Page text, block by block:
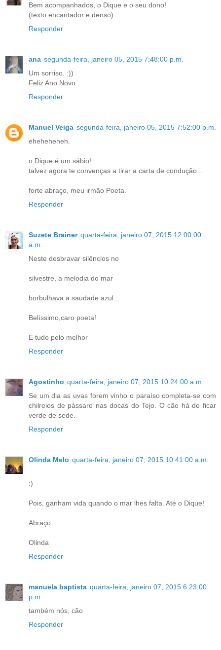
Bem acompanhados, o Dique e o seu dono!
(texto encantador e denso)
Responder
ana segunda-feira, janeiro 05, 2015 7:48:00 p.m.
Um sorriso. :))
Feliz Ano Novo.
Responder
Manuel Veiga segunda-feira, janeiro 05, 2015 7:52:00 p.m.
eheheheheh.
o Dique é um sábio!
talvez agora te convenças a tirar a carta de condução...
forte abraço, meu irmão Poeta.
Responder
Suzete Brainer quarta-feira, janeiro 07, 2015 12:00:00
a.m.
Neste desbravar silêncios no
silvestre, a melodia do mar
borbulhava a saudade azul...
Belíssimo,caro poeta!
E tudo pelo melhor
Responder
Agostinho quarta-feira, janeiro 07, 2015 10:24:00 a.m.
Se um dia as uvas forem vinho o paraíso completa-se com
chilreios de pássaro nas docas do Tejo. O cão há de ficar
verde de sede.
Responder
Olinda Melo quarta-feira, janeiro 07, 2015 10:41:00 a.m.
:)
Pois, ganham vida quando o mar lhes falta. Até o Dique!
Abraço
Olinda
Responder
manuela baptista quarta-feira, janeiro 07, 2015 6:23:00
p.m.
também nós, cão
Responder